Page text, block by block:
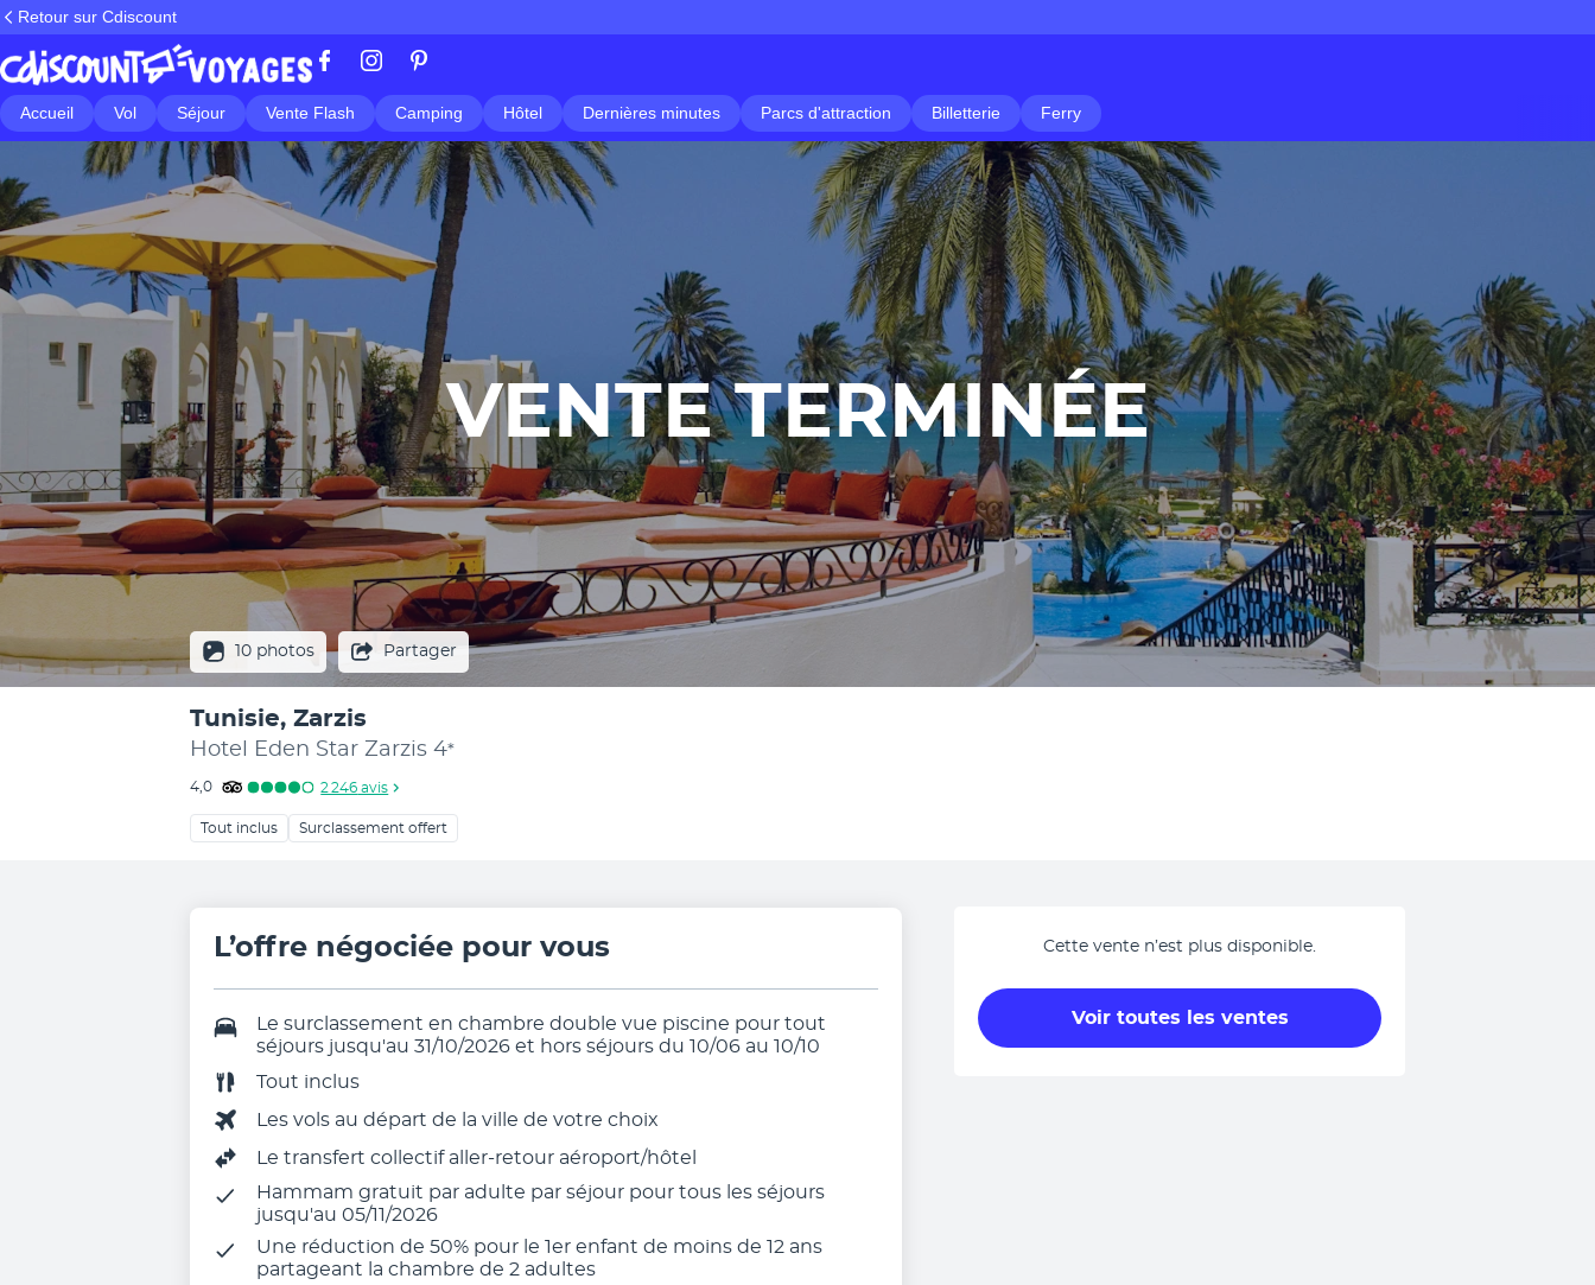
Retour sur Cdiscount
Accueil Vol Séjour Vente Flash Camping Hôtel Dernières minutes Parcs d'attraction Billetterie Ferry
VENTE TERMINÉE
10 photos Partager
Tunisie, Zarzis
Hotel Eden Star Zarzis 4*
4,0 2 246 avis
Tout inclus Surclassement offert
Cette vente n’est plus disponible.
Voir toutes les ventes
L’offre négociée pour vous
Le surclassement en chambre double vue piscine pour tout
séjours jusqu'au 31/10/2026 et hors séjours du 10/06 au 10/10
Tout inclus
Les vols au départ de la ville de votre choix
Le transfert collectif aller-retour aéroport/hôtel
Hammam gratuit par adulte par séjour pour tous les séjours
jusqu'au 05/11/2026
Une réduction de 50% pour le 1er enfant de moins de 12 ans
partageant la chambre de 2 adultes